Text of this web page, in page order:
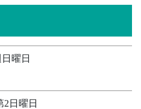
曜日
2日曜日